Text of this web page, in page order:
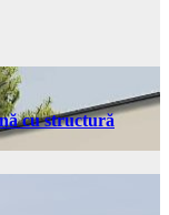
cu structură